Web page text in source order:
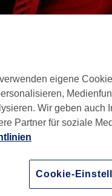
Short
40 Min.
eigene
Wir geben auch
Partner für soziale
Cookie-